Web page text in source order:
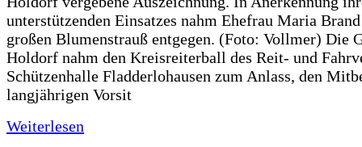
unterstützenden Einsatzes nahm Ehefrau Maria
großen Blumenstrauß entgegen. (Foto: Vollmer) Die
Holdorf nahm den Kreisreiterball des Reit- und
Schützenhalle Fladderlohausen zum Anlass, den
langjährigen Vorsit
Weiterlesen